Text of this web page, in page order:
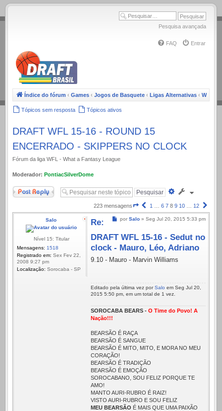
.
Pesquisa avançada
FAQ Entrar
Índice do fórum ‹ Games ‹ Jogos de Basquete ‹ Ligas Alternativas ‹ WFL
Tópicos sem resposta Tópicos ativos
DRAFT WFL 15-16 - ROUND 15
ENCERRADO - SKIPPERS NO CLOCK
Fórum da liga WFL - What a Fantasy League
Moderador: PontiacSilverDome
Responder
Pesquisa
223 mensagens Página
8
de
Anterior
1 6 7 8 9 10 12
Salo
Nível 15: Titular
Mensagens: 1518
Registrado em: Sex Fev 22,
2008 9:27 pm
Localização: Sorocaba - SP
Mensagem
por Salo » Seg Jul 20, 2015 5:33 pm
Re:
DRAFT WFL 15-16 - Sedut no
clock - Mauro, Léo, Adriano
9.10 - Mauro - Marvin Williams
Editado pela última vez porSalo em Seg Jul 20,
2015 5:50 pm, em um total de 1 vez.
SOROCABA BEARS - O Time do Povo! A
Nação!!!
BEARSÃO É RAÇA
BEARSÃO É SANGUE
BEARSÃO É MITO, MITO, E MORA NO MEU
CORAÇÃO!
BEARSÃO É TRADIÇÃO
BEARSÃO É EMOÇÃO
SOROCABANO, SOU FELIZ PORQUE TE
AMO!
MANTO AURI-RUBRO É RAIZ!
VISTO AURI-RUBRO E SOU FELIZ
MEU BEARSÃO É MAIS QUE UMA PAIXÃO